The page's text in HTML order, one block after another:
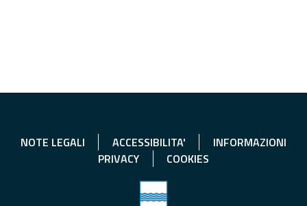
NOTE LEGALI ACCESSIBILITA'
INFORMAZIONI
PRIVACY
COOKIES